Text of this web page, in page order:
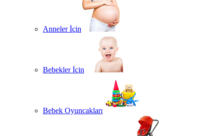
Anneler İçin
Bebekler İçin
Bebek Oyuncakları